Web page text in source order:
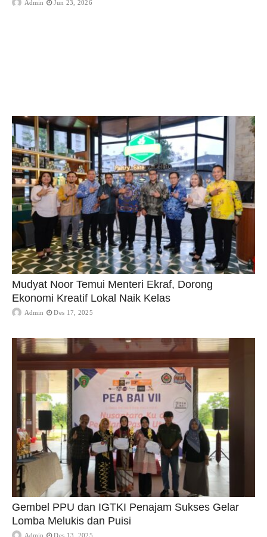
Admin Jun 23, 2026
Mudyat Noor Temui Menteri Ekraf, Dorong
Ekonomi Kreatif Lokal Naik Kelas
Admin Des 17, 2025
Gembel PPU dan IGTKI Penajam Sukses Gelar
Lomba Melukis dan Puisi
Admin Des 13, 2025